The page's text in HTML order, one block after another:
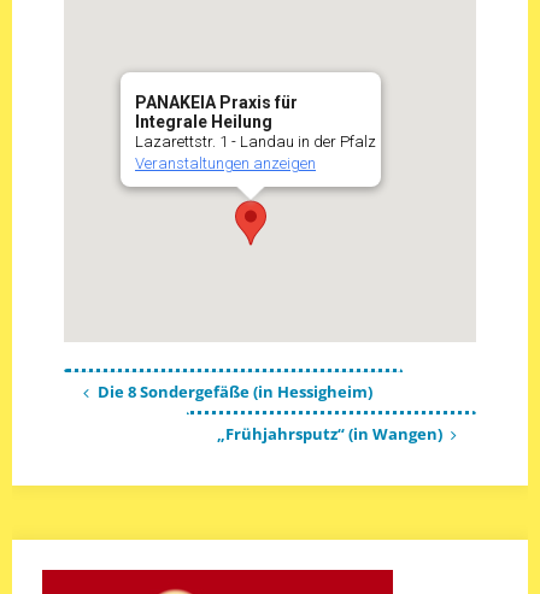
PANAKEIA Praxis für
Integrale Heilung
Lazarettstr. 1 - Landau in der Pfalz
Veranstaltungen anzeigen
Die 8 Sondergefäße (in Hessigheim)
„Frühjahrsputz“ (in Wangen)